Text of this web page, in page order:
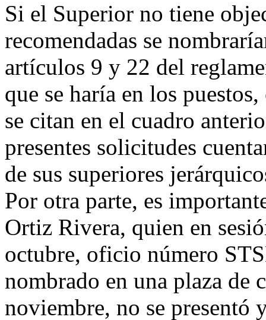
Si el Superior no tiene
recomendadas se
artículos 9 y 22 del
que se haría en los
se citan en el cuadro
presentes solicitudes
de sus superiores
Por otra parte, es
Ortiz Rivera, quien en
octubre, oficio número
nombrado en una plaza de
noviembre, no se